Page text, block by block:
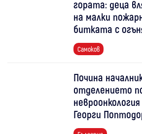
гората: деца
на малки
битката с
Самоков
Почина
отделението
Георги